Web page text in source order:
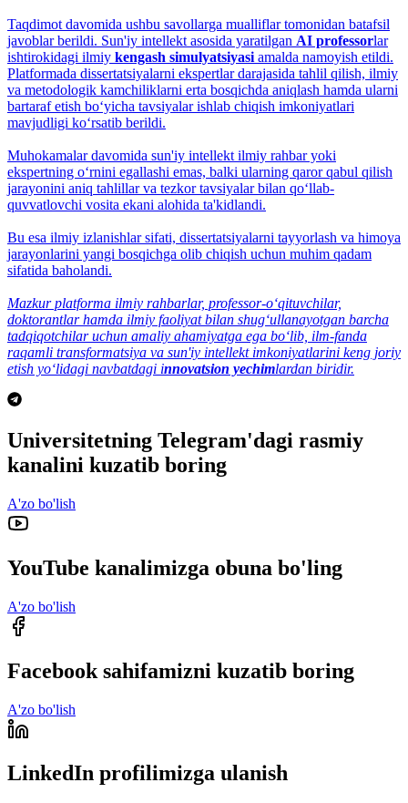
Taqdimot davomida ushbu savollarga mualliflar tomonidan batafsil
javoblar berildi. Sun'iy intellekt asosida yaratilgan AI professorlar
ishtirokidagi ilmiy kengash simulyatsiyasi amalda namoyish etildi.
Platformada dissertatsiyalarni ekspertlar darajasida tahlil qilish, ilmiy
va metodologik kamchiliklarni erta bosqichda aniqlash hamda ularni
bartaraf etish bo‘yicha tavsiyalar ishlab chiqish imkoniyatlari
mavjudligi ko‘rsatib berildi.
Muhokamalar davomida sun'iy intellekt ilmiy rahbar yoki
ekspertning o‘rnini egallashi emas, balki ularning qaror qabul qilish
jarayonini aniq tahlillar va tezkor tavsiyalar bilan qo‘llab-
quvvatlovchi vosita ekani alohida ta'kidlandi.
Bu esa ilmiy izlanishlar sifati, dissertatsiyalarni tayyorlash va himoya
jarayonlarini yangi bosqichga olib chiqish uchun muhim qadam
sifatida baholandi.
Mazkur platforma ilmiy rahbarlar, professor-o‘qituvchilar,
doktorantlar hamda ilmiy faoliyat bilan shug‘ullanayotgan barcha
tadqiqotchilar uchun amaliy ahamiyatga ega bo‘lib, ilm-fanda
raqamli transformatsiya va sun'iy intellekt imkoniyatlarini keng joriy
etish yo‘lidagi navbatdagi innovatsion yechimlardan biridir.
Universitetning Telegram'dagi rasmiy
kanalini kuzatib boring
A'zo bo'lish
YouTube kanalimizga obuna bo'ling
A'zo bo'lish
Facebook sahifamizni kuzatib boring
A'zo bo'lish
LinkedIn profilimizga ulanish